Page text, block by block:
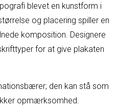
blevet en kunstform i
og placering spiller en
komposition. Designere
for at give plakaten
den kan stå som
opmærksomhed.